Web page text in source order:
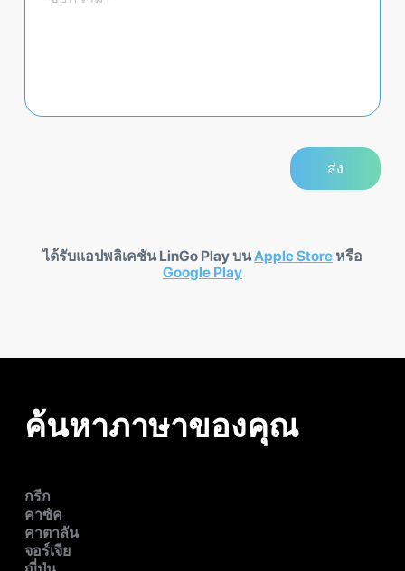
ได้รับแอปพลิเคชัน LinGo Play บนApple Store หรือ
Google Play
ค้นหาภาษาของคุณ
กรีก
คาซัค
คาตาลัน
จอร์เจีย